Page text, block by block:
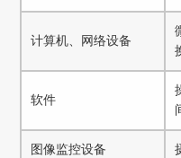
计算机、网络设备
软件
图像监控设备